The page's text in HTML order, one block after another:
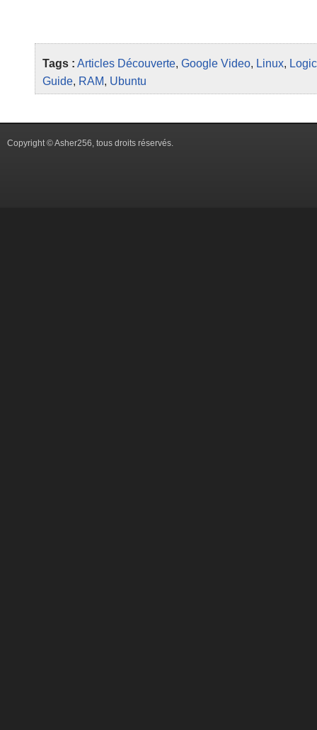
Tags : Articles Découverte, Google Video, Linux,
Guide, RAM, Ubuntu
Copyright © Asher256, tous droits réservés.